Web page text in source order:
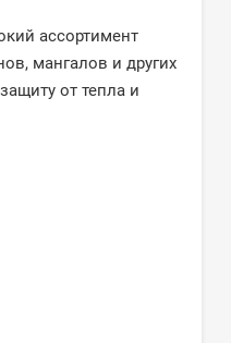
ассортимент
мангалов и других
от тепла и